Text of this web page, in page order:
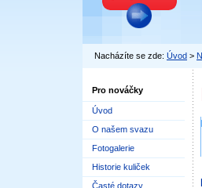
Nacházíte se zde: Úvod >
Pro nováčky
Úvod
O našem svazu
Fotogalerie
Historie kuliček
Časté dotazy